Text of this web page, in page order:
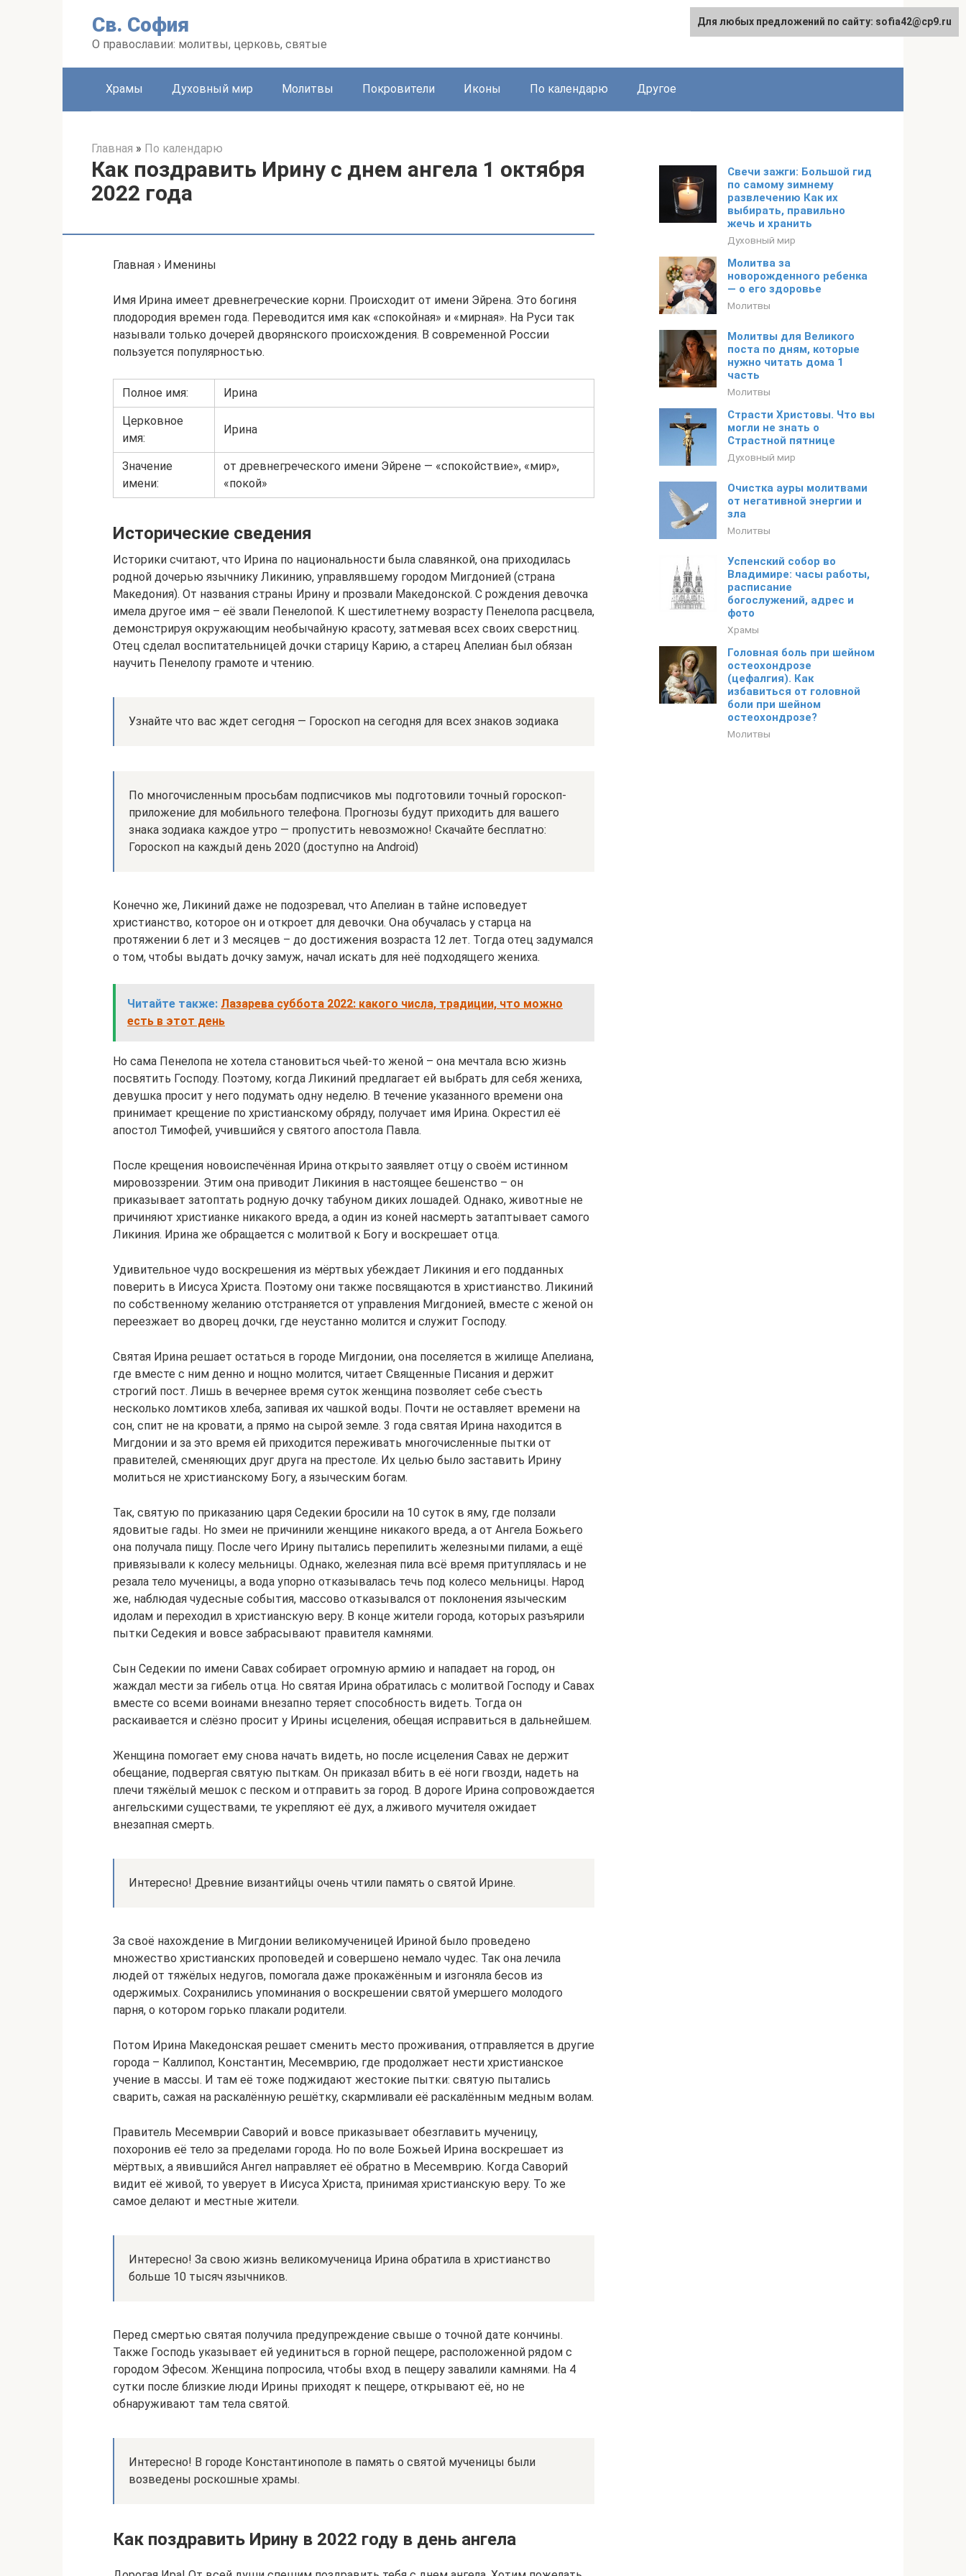
Св. София
О православии: молитвы, церковь, святые
Храмы Духовный мир Молитвы Покровители Иконы По календарю Другое
Главная » По календарю
Как поздравить Ирину с днем ангела 1 октября
2022 года
Главная › Именины
Имя Ирина имеет древнегреческие корни. Происходит от имени Эйрена. Это богиня
плодородия времен года. Переводится имя как «спокойная» и «мирная». На Руси так
называли только дочерей дворянского происхождения. В современной России
пользуется популярностью.
Полное имя: Ирина
Церковное
имя:
Ирина
Значение
имени:
от древнегреческого имени Эйрене — «спокойствие», «мир»,
«покой»
Исторические сведения
Историки считают, что Ирина по национальности была славянкой, она приходилась
родной дочерью язычнику Ликинию, управлявшему городом Мигдонией (страна
Македония). От названия страны Ирину и прозвали Македонской. С рождения девочка
имела другое имя – её звали Пенелопой. К шестилетнему возрасту Пенелопа расцвела,
демонстрируя окружающим необычайную красоту, затмевая всех своих сверстниц.
Отец сделал воспитательницей дочки старицу Карию, а старец Апелиан был обязан
научить Пенелопу грамоте и чтению.
Узнайте что вас ждет сегодня — Гороскоп на сегодня для всех знаков зодиака
По многочисленным просьбам подписчиков мы подготовили точный гороскоп-
приложение для мобильного телефона. Прогнозы будут приходить для вашего
знака зодиака каждое утро — пропустить невозможно! Скачайте бесплатно:
Гороскоп на каждый день 2020 (доступно на Android)
Конечно же, Ликиний даже не подозревал, что Апелиан в тайне исповедует
христианство, которое он и откроет для девочки. Она обучалась у старца на
протяжении 6 лет и 3 месяцев – до достижения возраста 12 лет. Тогда отец задумался
о том, чтобы выдать дочку замуж, начал искать для неё подходящего жениха.
Читайте также: Лазарева суббота 2022: какого числа, традиции, что можно
есть в этот день
Но сама Пенелопа не хотела становиться чьей-то женой – она мечтала всю жизнь
посвятить Господу. Поэтому, когда Ликиний предлагает ей выбрать для себя жениха,
девушка просит у него подумать одну неделю. В течение указанного времени она
принимает крещение по христианскому обряду, получает имя Ирина. Окрестил её
апостол Тимофей, учившийся у святого апостола Павла.
После крещения новоиспечённая Ирина открыто заявляет отцу о своём истинном
мировоззрении. Этим она приводит Ликиния в настоящее бешенство – он
приказывает затоптать родную дочку табуном диких лошадей. Однако, животные не
причиняют христианке никакого вреда, а один из коней насмерть затаптывает самого
Ликиния. Ирина же обращается с молитвой к Богу и воскрешает отца.
Удивительное чудо воскрешения из мёртвых убеждает Ликиния и его подданных
поверить в Иисуса Христа. Поэтому они также посвящаются в христианство. Ликиний
по собственному желанию отстраняется от управления Мигдонией, вместе с женой он
переезжает во дворец дочки, где неустанно молится и служит Господу.
Святая Ирина решает остаться в городе Мигдонии, она поселяется в жилище Апелиана,
где вместе с ним денно и нощно молится, читает Священные Писания и держит
строгий пост. Лишь в вечернее время суток женщина позволяет себе съесть
несколько ломтиков хлеба, запивая их чашкой воды. Почти не оставляет времени на
сон, спит не на кровати, а прямо на сырой земле. 3 года святая Ирина находится в
Мигдонии и за это время ей приходится переживать многочисленные пытки от
правителей, сменяющих друг друга на престоле. Их целью было заставить Ирину
молиться не христианскому Богу, а языческим богам.
Так, святую по приказанию царя Седекии бросили на 10 суток в яму, где ползали
ядовитые гады. Но змеи не причинили женщине никакого вреда, а от Ангела Божьего
она получала пищу. После чего Ирину пытались перепилить железными пилами, а ещё
привязывали к колесу мельницы. Однако, железная пила всё время притуплялась и не
резала тело мученицы, а вода упорно отказывалась течь под колесо мельницы. Народ
же, наблюдая чудесные события, массово отказывался от поклонения языческим
идолам и переходил в христианскую веру. В конце жители города, которых разъярили
пытки Седекия и вовсе забрасывают правителя камнями.
Сын Седекии по имени Савах собирает огромную армию и нападает на город, он
жаждал мести за гибель отца. Но святая Ирина обратилась с молитвой Господу и Савах
вместе со всеми воинами внезапно теряет способность видеть. Тогда он
раскаивается и слёзно просит у Ирины исцеления, обещая исправиться в дальнейшем.
Женщина помогает ему снова начать видеть, но после исцеления Савах не держит
обещание, подвергая святую пыткам. Он приказал вбить в её ноги гвозди, надеть на
плечи тяжёлый мешок с песком и отправить за город. В дороге Ирина сопровождается
ангельскими существами, те укрепляют её дух, а лживого мучителя ожидает
внезапная смерть.
Интересно! Древние византийцы очень чтили память о святой Ирине.
За своё нахождение в Мигдонии великомученицей Ириной было проведено
множество христианских проповедей и совершено немало чудес. Так она лечила
людей от тяжёлых недугов, помогала даже прокажённым и изгоняла бесов из
одержимых. Сохранились упоминания о воскрешении святой умершего молодого
парня, о котором горько плакали родители.
Потом Ирина Македонская решает сменить место проживания, отправляется в другие
города – Каллипол, Константин, Месемврию, где продолжает нести христианское
учение в массы. И там её тоже поджидают жестокие пытки: святую пытались
сварить, сажая на раскалённую решётку, скармливали её раскалённым медным волам.
Правитель Месемврии Саворий и вовсе приказывает обезглавить мученицу,
похоронив её тело за пределами города. Но по воле Божьей Ирина воскрешает из
мёртвых, а явившийся Ангел направляет её обратно в Месемврию. Когда Саворий
видит её живой, то уверует в Иисуса Христа, принимая христианскую веру. То же
самое делают и местные жители.
Интересно! За свою жизнь великомученица Ирина обратила в христианство
больше 10 тысяч язычников.
Перед смертью святая получила предупреждение свыше о точной дате кончины.
Также Господь указывает ей уединиться в горной пещере, расположенной рядом с
городом Эфесом. Женщина попросила, чтобы вход в пещеру завалили камнями. На 4
сутки после близкие люди Ирины приходят к пещере, открывают её, но не
обнаруживают там тела святой.
Интересно! В городе Константинополе в память о святой мученицы были
возведены роскошные храмы.
Как поздравить Ирину в 2022 году в день ангела
Свечи зажги: Большой гид
по самому зимнему
развлечению Как их
выбирать, правильно
жечь и хранить
Духовный мир
Молитва за
новорожденного ребенка
— о его здоровье
Молитвы
Молитвы для Великого
поста по дням, которые
нужно читать дома 1
часть
Молитвы
Страсти Христовы. Что вы
могли не знать о
Страстной пятнице
Духовный мир
Очистка ауры молитвами
от негативной энергии и
зла
Молитвы
Успенский собор во
Владимире: часы работы,
расписание
богослужений, адрес и
фото
Храмы
Головная боль при шейном
остеохондрозе
(цефалгия). Как
избавиться от головной
боли при шейном
остеохондрозе?
Молитвы
Для любых предложений по сайту: sofia42@cp9.ru